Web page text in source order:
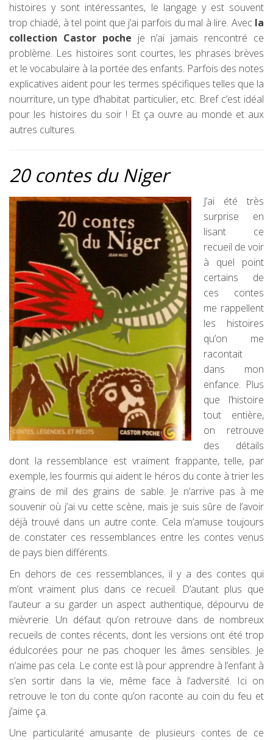
histoires y sont intéressantes, le langage y est souvent
trop chiadé, à tel point que j’ai parfois du mal à lire. Avec la
collection Castor poche je n’ai jamais rencontré ce
problème. Les histoires sont courtes, les phrases brèves
et le vocabulaire à la portée des enfants. Parfois des notes
explicatives aident pour les termes spécifiques telles que la
nourriture, un type d’habitat particulier, etc. Bref c’est idéal
pour les histoires du soir ! Et ça ouvre au monde et aux
autres cultures.
20 contes du Niger
J’ai été très
surprise en
lisant ce
recueil de voir
à quel point
certains de
ces contes
me rappellent
les histoires
qu’on me
racontait
dans mon
enfance. Plus
que l’histoire
tout entière,
on retrouve
des détails
dont la ressemblance est vraiment frappante, telle, par
exemple, les fourmis qui aident le héros du conte à trier les
grains de mil des grains de sable. Je n’arrive pas à me
souvenir où j’ai vu cette scène, mais je suis sûre de l’avoir
déjà trouvé dans un autre conte. Cela m’amuse toujours
de constater ces ressemblances entre les contes venus
de pays bien différents.
En dehors de ces ressemblances, il y a des contes qui
m’ont vraiment plus dans ce recueil. D’autant plus que
l’auteur a su garder un aspect authentique, dépourvu de
mièvrerie. Un défaut qu’on retrouve dans de nombreux
recueils de contes récents, dont les versions ont été trop
édulcorées pour ne pas choquer les âmes sensibles. Je
n’aime pas cela. Le conte est là pour apprendre à l’enfant à
s’en sortir dans la vie, même face à l’adversité. Ici on
retrouve le ton du conte qu’on raconte au coin du feu et
j’aime ça.
Une particularité amusante de plusieurs contes de ce